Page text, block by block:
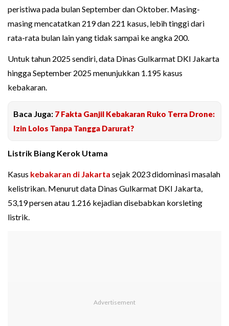
peristiwa pada bulan September dan Oktober. Masing-
masing mencatatkan 219 dan 221 kasus, lebih tinggi dari
rata-rata bulan lain yang tidak sampai ke angka 200.
Untuk tahun 2025 sendiri, data Dinas Gulkarmat DKI Jakarta
hingga September 2025 menunjukkan 1.195 kasus
kebakaran.
Baca Juga: 7 Fakta Ganjil Kebakaran Ruko Terra Drone:
Izin Lolos Tanpa Tangga Darurat?
Listrik Biang Kerok Utama
Kasus kebakaran di Jakarta sejak 2023 didominasi masalah
kelistrikan. Menurut data Dinas Gulkarmat DKI Jakarta,
53,19 persen atau 1.216 kejadian disebabkan korsleting
listrik.